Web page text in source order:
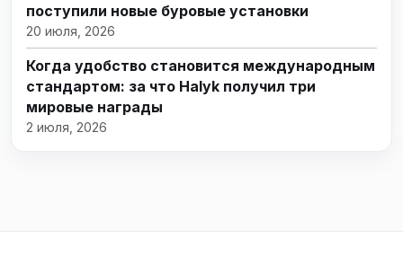
поступили новые буровые установки
20 июля, 2026
Когда удобство становится международным
стандартом: за что Halyk получил три
мировые награды
2 июля, 2026